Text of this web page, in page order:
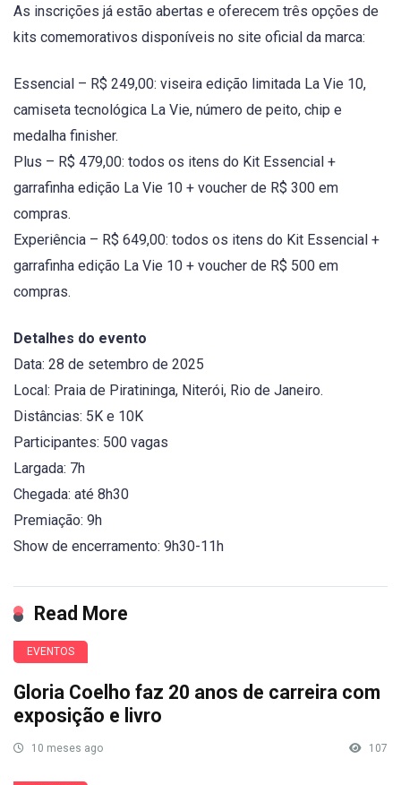
As inscrições já estão abertas e oferecem três opções de
kits comemorativos disponíveis no site oficial da marca:
Essencial – R$ 249,00: viseira edição limitada La Vie 10,
camiseta tecnológica La Vie, número de peito, chip e
medalha finisher.
Plus – R$ 479,00: todos os itens do Kit Essencial +
garrafinha edição La Vie 10 + voucher de R$ 300 em
compras.
Experiência – R$ 649,00: todos os itens do Kit Essencial +
garrafinha edição La Vie 10 + voucher de R$ 500 em
compras.
Detalhes do evento
Data: 28 de setembro de 2025
Local: Praia de Piratininga, Niterói, Rio de Janeiro.
Distâncias: 5K e 10K
Participantes: 500 vagas
Largada: 7h
Chegada: até 8h30
Premiação: 9h
Show de encerramento: 9h30-11h
Read More
EVENTOS
Gloria Coelho faz 20 anos de carreira com
exposição e livro
10 meses ago 107